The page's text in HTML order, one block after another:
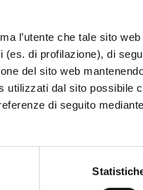
l’utente che tale sito
di profilazione), di
del sito web
utilizzati dal sito possibile
di seguito